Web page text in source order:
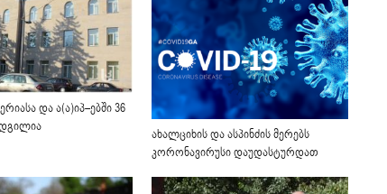
და ა(ა)იპ–ებში 36
ახალციხის და ასპინძის მერებს
კორონავირუსი დაუდასტურდათ